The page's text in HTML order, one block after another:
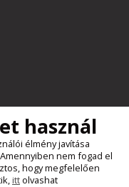
Kft.
használ
élmény javítása
nem fogad el
hogy megfelelően
ittolvashat